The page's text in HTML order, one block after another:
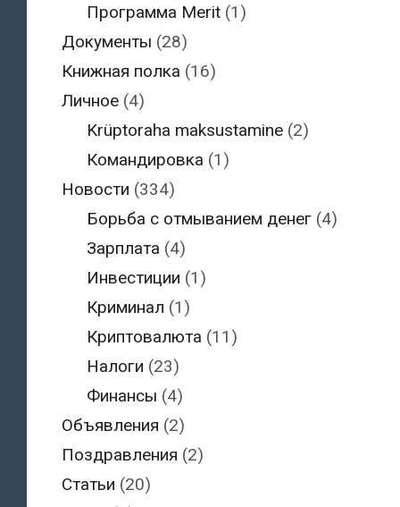
Программа Merit (1)
Документы (28)
Книжная полка (16)
Личное(4)
Krüptoraha maksustamine (2)
Командировка (1)
Новости (334)
Борьба с отмыванием денег (4)
Зарплата (4)
Инвестиции (1)
Криминал (1)
Криптовалюта (11)
Налоги (23)
Финансы (4)
Объявления (2)
Поздравления (2)
Статьи (20)